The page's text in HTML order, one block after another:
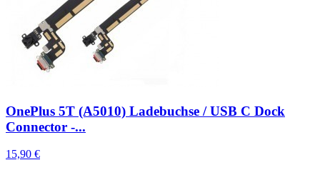
OnePlus 5T (A5010) Ladebuchse / USB C Dock
Connector -...
15,90 €